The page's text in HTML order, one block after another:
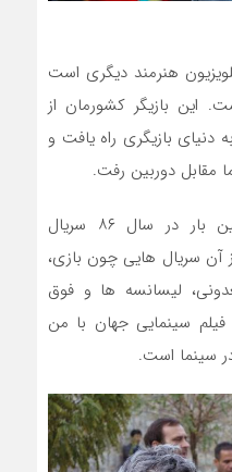
هنرمند دیگری است
این بازیگر کشورمان از
سال ۷۷ و با مجموعه جنگ ۷۷ به دنیای بازیگری راه یافت و
مقابل دوربین رفت.
این بازیگر کشورمان برای اولین بار در سال ۸۶ سریال
آن سریال هایی چون بازی،
لیسانسه ها و فوق
فیلم سینمایی جهان با من
سینما است.